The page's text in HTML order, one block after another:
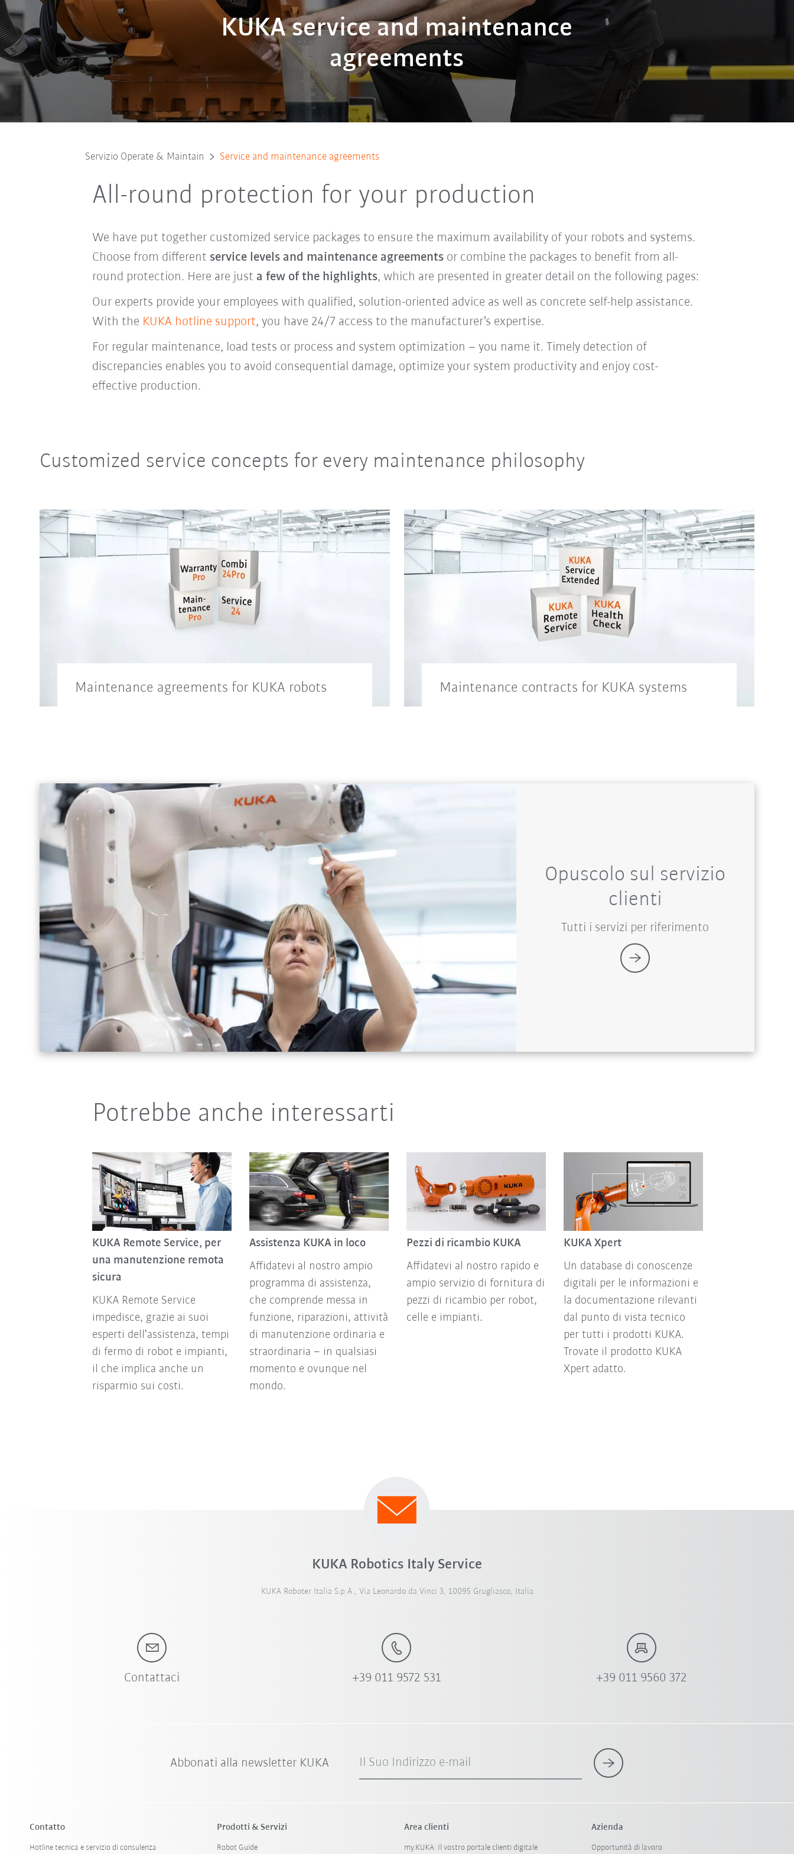
KUKA service and maintenance
agreements
Servizio Operate & Maintain Service and maintenance agreements
All-round protection for your production
We have put together customized service packages to ensure the maximum availability of your robots and systems.
Choose from different service levels and maintenance agreementsor combine the packages to benefit from all-
round protection. Here are just a few of the highlights, which are presented in greater detail on the following pages:
Our experts provide your employees with qualified, solution-oriented advice as well as concrete self-help assistance.
With the KUKA hotline support, you have 24/7 access to the manufacturer’s expertise.
For regular maintenance, load tests or process and system optimization – you name it. Timely detection of
discrepancies enables you to avoid consequential damage, optimize your system productivity and enjoy cost-
effective production.
Customized service concepts for every maintenance philosophy
Maintenance agreements for KUKA robots Maintenance contracts for KUKA systems
Opuscolo sul servizio
clienti
Tutti i servizi per riferimento
Potrebbe anche interessarti
KUKA Remote Service, per
una manutenzione remota
sicura
KUKA Remote Service
impedisce, grazie ai suoi
esperti dell’assistenza, tempi
di fermo di robot e impianti,
il che implica anche un
risparmio sui costi.
Assistenza KUKA in loco
Affidatevi al nostro ampio
programma di assistenza,
che comprende messa in
funzione, riparazioni, attività
di manutenzione ordinaria e
straordinaria – in qualsiasi
momento e ovunque nel
mondo.
Pezzi di ricambio KUKA
Affidatevi al nostro rapido e
ampio servizio di fornitura di
pezzi di ricambio per robot,
celle e impianti.
KUKA Xpert
Un database di conoscenze
digitali per le informazioni e
la documentazione rilevanti
dal punto di vista tecnico
per tutti i prodotti KUKA.
Trovate il prodotto KUKA
Xpert adatto.
KUKA Robotics Italy Service
KUKA Roboter Italia S.p.A., Via Leonardo da Vinci 3, 10095 Grugliasco, Italia
Contattaci +39 011 9572 531 +39 011 9560 372
Abbonati alla newsletter KUKA Il Suo Indirizzo e-mail
Contatto
Hotline tecnica e servizio di consulenza
Prodotti & Servizi
Robot Guide
Area clienti
my.KUKA: Il vostro portale clienti digitale
Azienda
Opportunità di lavoro